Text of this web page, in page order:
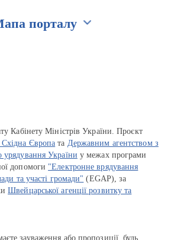
порталу
Кабінету Міністрів України. Проєкт
Європа та Державним агентством з
урядування України у межах програми
допомоги "Електронне врядування
та участі громади" (EGAP), за
Швейцарської агенції розвитку та
зауваження або пропозиції, будь